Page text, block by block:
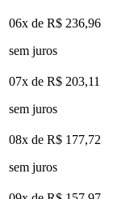
06x de R$ 236,96
sem juros
07x de R$ 203,11
sem juros
08x de R$ 177,72
sem juros